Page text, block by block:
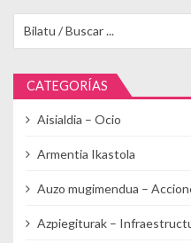
CATEGORÍAS
Aisialdia – Ocio
Armentia Ikastola
Auzo mugimendua –
Azpiegiturak –